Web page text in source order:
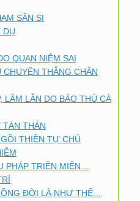
SÂN SI
DỤ
QUAN NIỆM SAI
THẰNG CHĂN
LẦM LẪN DO BẢO THỦ CÁ
TÁN THÁN
THIỀN TỰ CHỦ
PHÁP TRIỀN MIÊN…
ĐỜI LÀ NHƯ THẾ…